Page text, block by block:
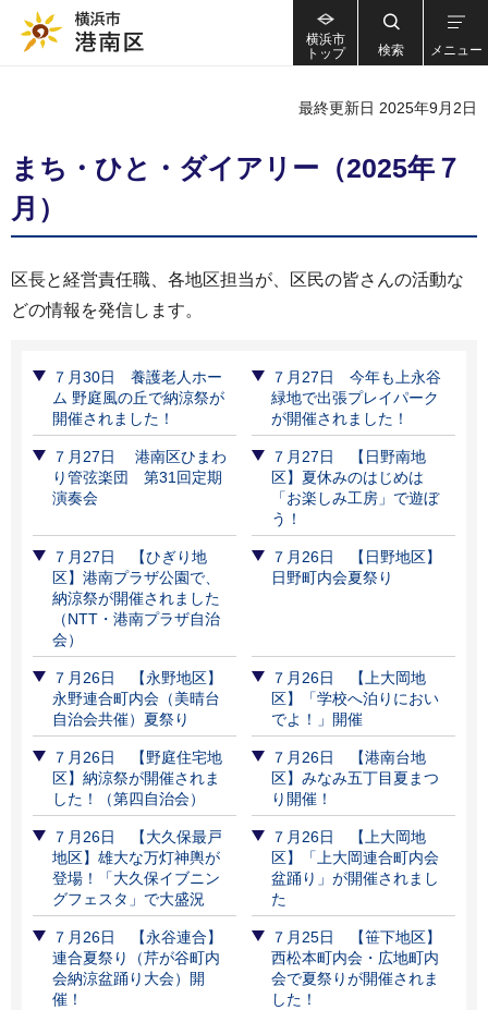
横浜市
トップ
検索 メニュー
最終更新日 2025年9月2日
まち・ひと・ダイアリー（2025年７
月）
区長と経営責任職、各地区担当が、区民の皆さんの活動な
どの情報を発信します。
７月30日 養護老人ホー
ム 野庭風の丘で納涼祭が
開催されました！
７月27日 今年も上永谷
緑地で出張プレイパーク
が開催されました！
７月27日 港南区ひまわ
り管弦楽団 第31回定期
演奏会
７月27日 【日野南地
区】夏休みのはじめは
「お楽しみ工房」で遊ぼ
う！
７月27日 【ひぎり地
区】港南プラザ公園で、
納涼祭が開催されました
（NTT・港南プラザ自治
会）
７月26日 【日野地区】
日野町内会夏祭り
７月26日 【永野地区】
永野連合町内会（美晴台
自治会共催）夏祭り
７月26日 【上大岡地
区】「学校へ泊りにおい
でよ！」開催
７月26日 【野庭住宅地
区】納涼祭が開催されま
した！（第四自治会）
７月26日 【港南台地
区】みなみ五丁目夏まつ
り開催！
７月26日 【大久保最戸
地区】雄大な万灯神輿が
登場！「大久保イブニン
グフェスタ」で大盛況
７月26日 【上大岡地
区】「上大岡連合町内会
盆踊り」が開催されまし
た
７月26日 【永谷連合】
連合夏祭り（芹が谷町内
会納涼盆踊り大会）開
催！
７月25日 【笹下地区】
西松本町内会・広地町内
会で夏祭りが開催されま
した！